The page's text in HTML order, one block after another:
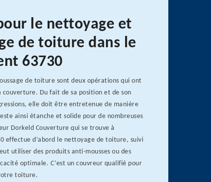
le nettoyage et
de toiture dans le
63730
de toiture sont deux opérations qui ont
Du fait de sa position et de son
elle doit être entretenue de manière
ainsi étanche et solide pour de nombreuses
Dorkeld Couverture qui se trouve à
effectue d’abord le nettoyage de toiture, suivi
utiliser des produits anti-mousses ou des
optimale. C’est un couvreur qualifié pour
toiture.